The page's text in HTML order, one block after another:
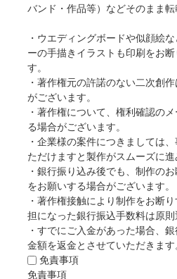
バンド・作品等）などそのまま転
・ウエディングボードや似顔絵
ーの手描きイラストも印刷をお
す。
・著作権元の許諾のない二次創
がございます。
・著作権について、権利確認の
る場合がございます。
・企業様の案件につきましては
ただけますと製作がスムーズに進
・銀行振り込み後でも、制作の
をお願いする場合がございます。
・著作権接触により制作をお断
担になった銀行振込手数料は原則
・すでにご入金があった場合、
金額を返金とさせていただきます
免責事項
免責事項